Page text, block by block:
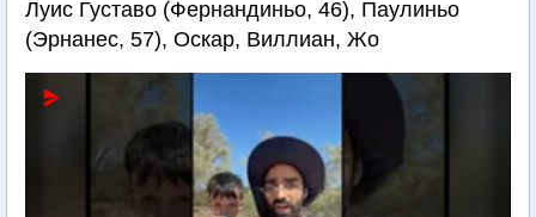
Луис Густаво (Фернандиньо, 46), Паулиньо
(Эрнанес, 57), Оскар, Виллиан, Жо